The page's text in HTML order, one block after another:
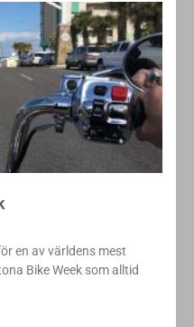
en av världens mest
Bike Week som alltid